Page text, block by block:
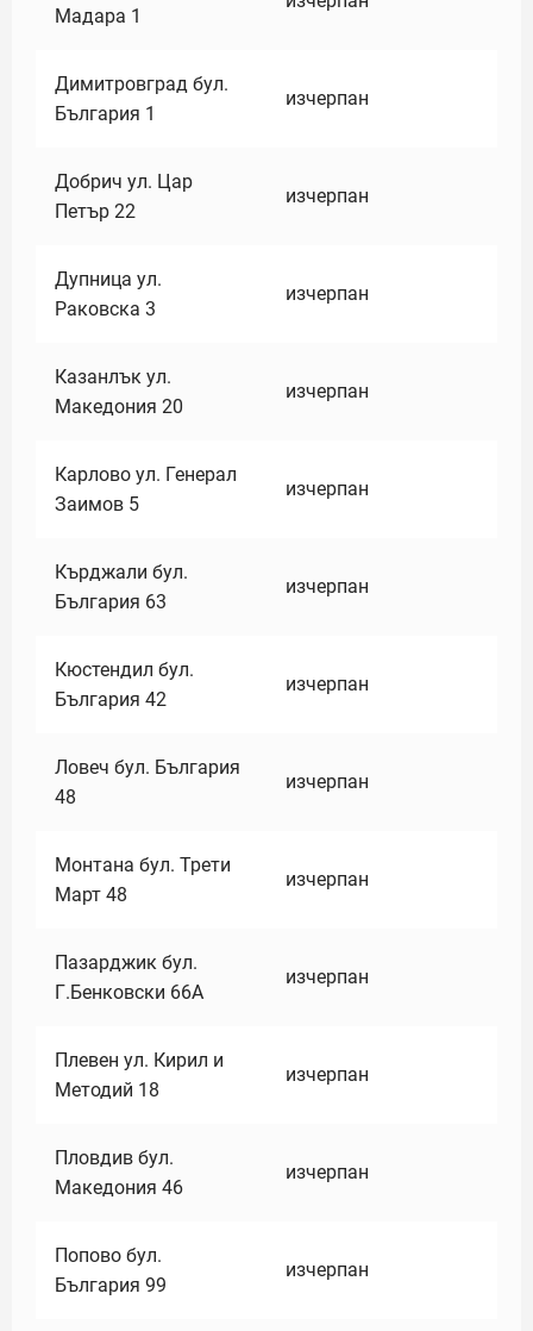
Мадара 1
Димитровград бул.
България 1
изчерпан
Добрич ул. Цар
Петър 22
изчерпан
Дупница ул.
Раковска 3
изчерпан
Казанлък ул.
Македония 20
изчерпан
Карлово ул. Генерал
Заимов 5
изчерпан
Кърджали бул.
България 63
изчерпан
Кюстендил бул.
България 42
изчерпан
Ловеч бул. България
48
изчерпан
Монтана бул. Трети
Март 48
изчерпан
Пазарджик бул.
Г.Бенковски 66А
изчерпан
Плевен ул. Кирил и
Методий 18
изчерпан
Пловдив бул.
Македония 46
изчерпан
Попово бул.
България 99
изчерпан